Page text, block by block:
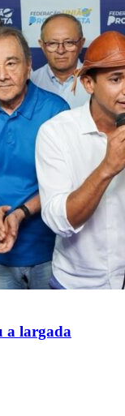
a largada